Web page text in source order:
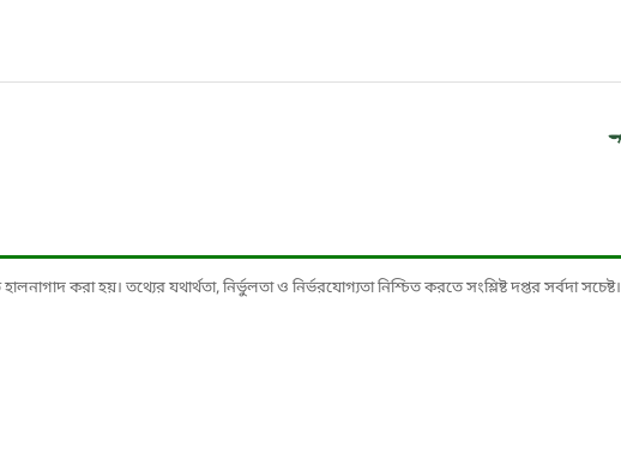
করা হয়। তথ্যের যথার্থতা, নির্ভুলতা ও নির্ভরযোগ্যতা নিশ্চিত করতে সংশ্লিষ্ট দপ্তর সর্বদা সচেষ্ট।